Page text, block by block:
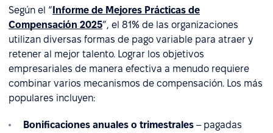
Según el “ Informe de Mejores Prácticas de
Compensación 2025”, el 81% de las organizaciones
utilizan diversas formas de pago variable para atraer y
retener al mejor talento. Lograr los objetivos
empresariales de manera efectiva a menudo requiere
combinar varios mecanismos de compensación. Los más
populares incluyen:
Bonificaciones anuales o trimestrales – pagadas